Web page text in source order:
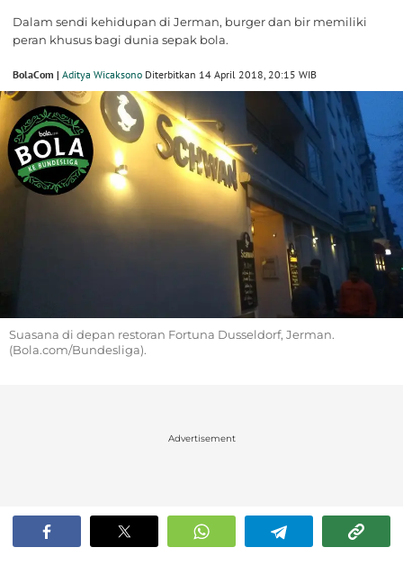
Dalam sendi kehidupan di Jerman, burger dan bir memiliki
peran khusus bagi dunia sepak bola.
BolaCom | Aditya Wicaksono Diterbitkan 14 April 2018, 20:15 WIB
Suasana di depan restoran Fortuna Dusseldorf, Jerman.
(Bola.com/Bundesliga).
Advertisement